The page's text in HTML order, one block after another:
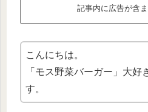
記事内に広告が含ま
こんにちは。
「モス野菜バーガー」大好
す。